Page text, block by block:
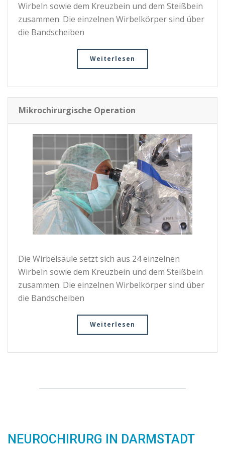
Wirbeln sowie dem Kreuzbein und dem Steißbein
zusammen. Die einzelnen Wirbelkörper sind über
die Bandscheiben
Weiterlesen
Mikrochirurgische Operation
Die Wirbelsäule setzt sich aus 24 einzelnen
Wirbeln sowie dem Kreuzbein und dem Steißbein
zusammen. Die einzelnen Wirbelkörper sind über
die Bandscheiben
Weiterlesen
NEUROCHIRURG IN DARMSTADT